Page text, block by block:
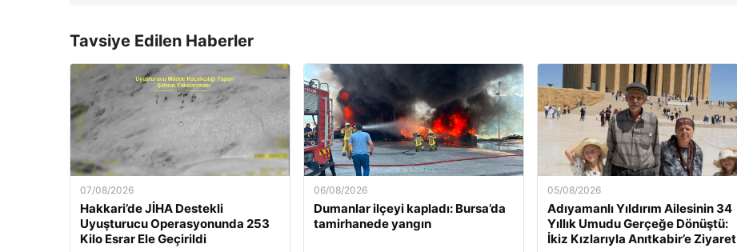
Tavsiye Edilen Haberler
07/08/2026
Hakkari’de JİHA Destekli
Uyuşturucu Operasyonunda 253
Kilo Esrar Ele Geçirildi
06/08/2026
Dumanlar ilçeyi kapladı: Bursa’da
tamirhanede yangın
05/08/2026
Adıyamanlı Yıldırım Ailesinin 34
Yıllık Umudu Gerçeğe Dönüştü:
İkiz Kızlarıyla Anıtkabir’e Ziyaret